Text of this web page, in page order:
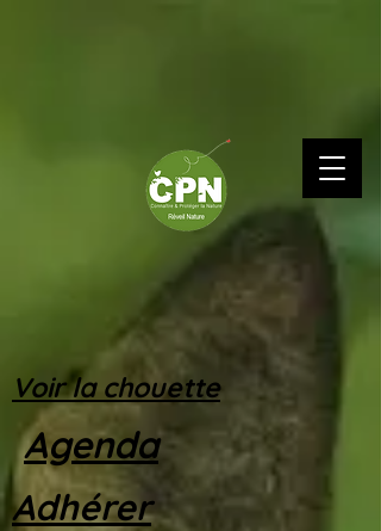
Voir la chouette
Adhérer
Agenda